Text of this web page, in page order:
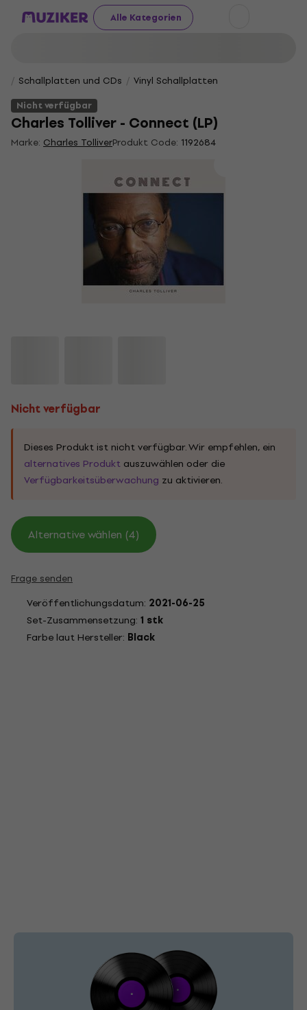
Alle Kategorien
Schallplatten und CDs
Vinyl Schallplatten
Nicht verfügbar
Charles Tolliver - Connect (LP)
Marke: Charles TolliverProdukt Code: 1192684
Nicht verfügbar
Dieses Produkt ist nicht verfügbar. Wir empfehlen, ein
alternatives Produkt auszuwählen oder die
Verfügbarkeitsüberwachung zu aktivieren.
Alternative wählen (4)
Frage senden
Veröffentlichungsdatum: 2021-06-25
Set-Zusammensetzung: 1 stk
Farbe laut Hersteller: Black